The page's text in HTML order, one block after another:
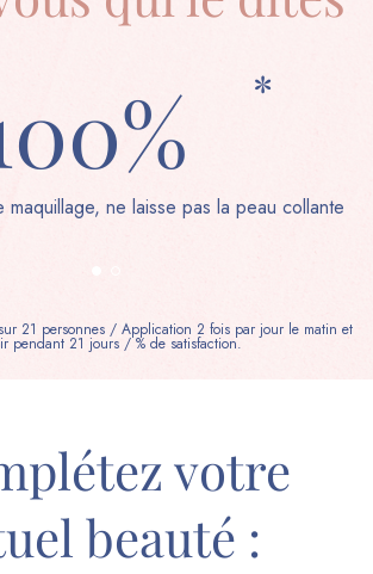
*
ne laisse pas la peau collante
21 personnes / Application 2 fois par jour le matin et
pendant 21 jours / % de satisfaction.
votre
beauté :